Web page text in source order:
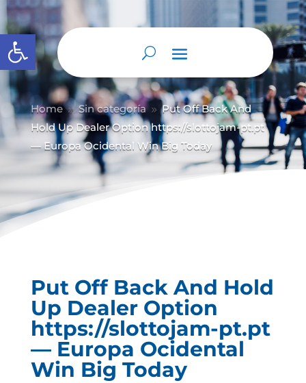
Abrir barra de herramientas
Home 9 Sin categoría 9 Put Off Back And
Hold Up Dealer Option https://slottojam-pt.pt
— Europa Ocidental Win Big Today
Put Off Back And Hold
Up Dealer Option
https://slottojam-pt.pt
— Europa Ocidental
Win Big Today